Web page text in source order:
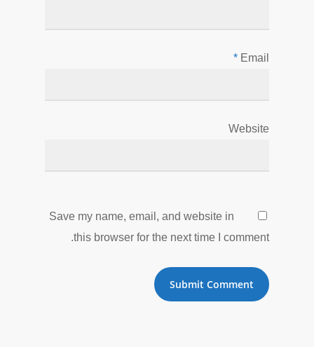
Email
*
Website
Save my name, email, and website in
this browser for the next time I comment.